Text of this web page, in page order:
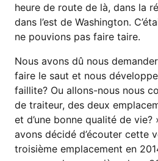
heure de route de là, dans la
dans l’est de Washington.
ne pouvions pas faire taire.
Nous avons dû nous
faire le saut et nous
faillite? Ou allons-nous nous
de traiteur, des deux
et d’une bonne qualité de vie?
avons décidé d’écouter cette
troisième emplacement en